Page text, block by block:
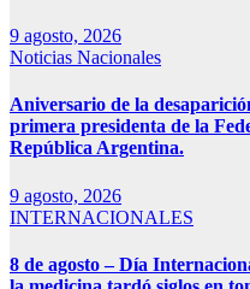
9 agosto, 2026
Noticias Nacionales
Aniversario de la
primera presidenta de la
República Argentina.
9 agosto, 2026
INTERNACIONALES
8 de agosto – Día